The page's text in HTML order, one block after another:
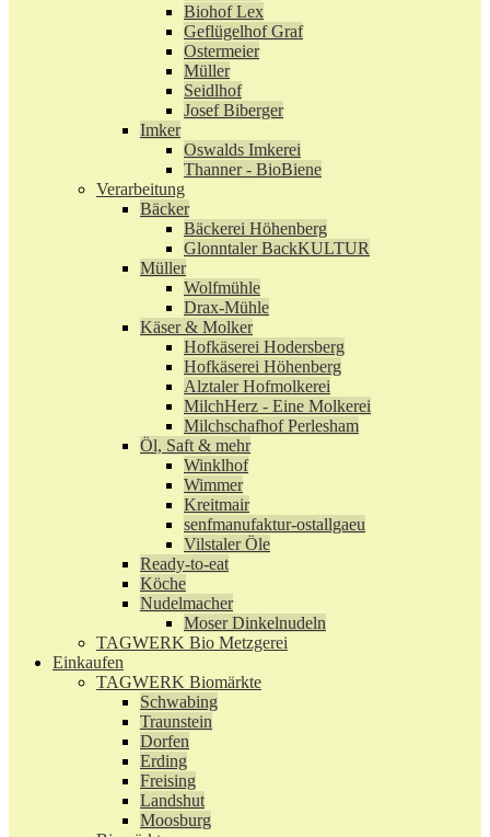
Biohof Lex
Geflügelhof Graf
Ostermeier
Müller
Seidlhof
Josef Biberger
Imker
Oswalds Imkerei
Thanner - BioBiene
Verarbeitung
Bäcker
Bäckerei Höhenberg
Glonntaler BackKULTUR
Müller
Wolfmühle
Drax-Mühle
Käser & Molker
Hofkäserei Hodersberg
Hofkäserei Höhenberg
Alztaler Hofmolkerei
MilchHerz - Eine Molkerei
Milchschafhof Perlesham
Öl, Saft & mehr
Winklhof
Wimmer
Kreitmair
senfmanufaktur-ostallgaeu
Vilstaler Öle
Ready-to-eat
Köche
Nudelmacher
Moser Dinkelnudeln
TAGWERK Bio Metzgerei
Einkaufen
TAGWERK Biomärkte
Schwabing
Traunstein
Dorfen
Erding
Freising
Landshut
Moosburg